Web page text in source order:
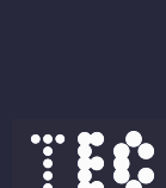
contenido